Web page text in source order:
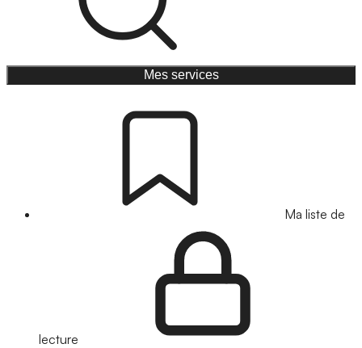
Mes services
Ma liste de
lecture